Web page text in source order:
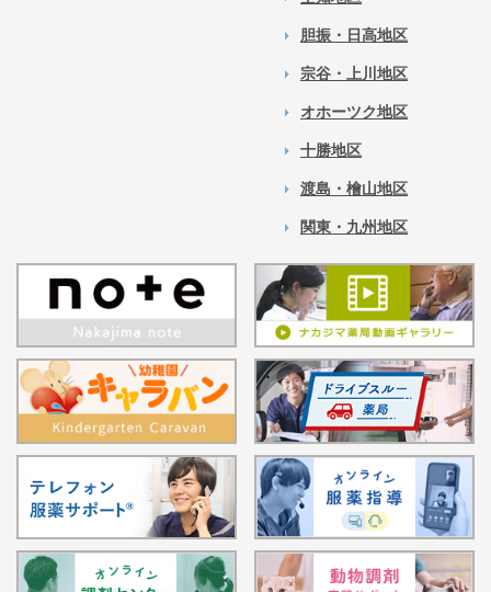
胆振・日高地区
宗谷・上川地区
オホーツク地区
十勝地区
渡島・檜山地区
関東・九州地区